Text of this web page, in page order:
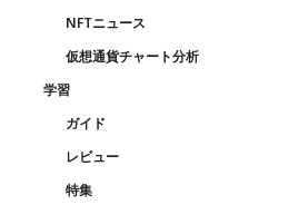
NFTニュース
仮想通貨チャート分析
学習
ガイド
レビュー
特集